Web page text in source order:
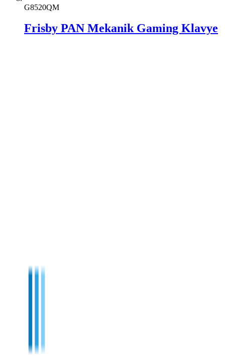
G8520QM
Frisby PAN Mekanik Gaming Klavye